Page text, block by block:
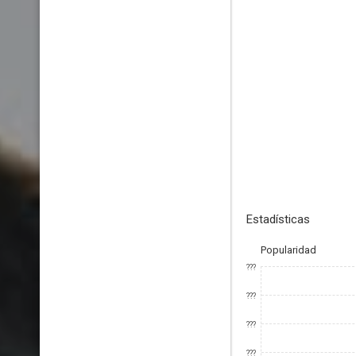
Estadísticas
Popularidad
???
???
???
???